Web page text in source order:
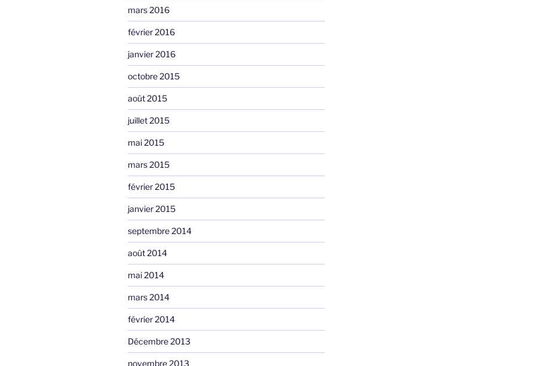
mars 2016
février 2016
janvier 2016
octobre 2015
août 2015
juillet 2015
mai 2015
mars 2015
février 2015
janvier 2015
septembre 2014
août 2014
mai 2014
mars 2014
février 2014
Décembre 2013
novembre 2013